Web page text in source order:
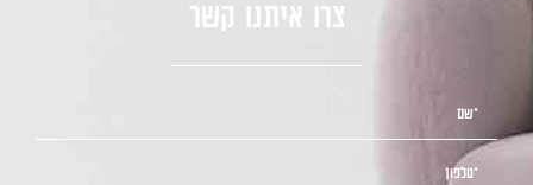
צרו איתנו קשר